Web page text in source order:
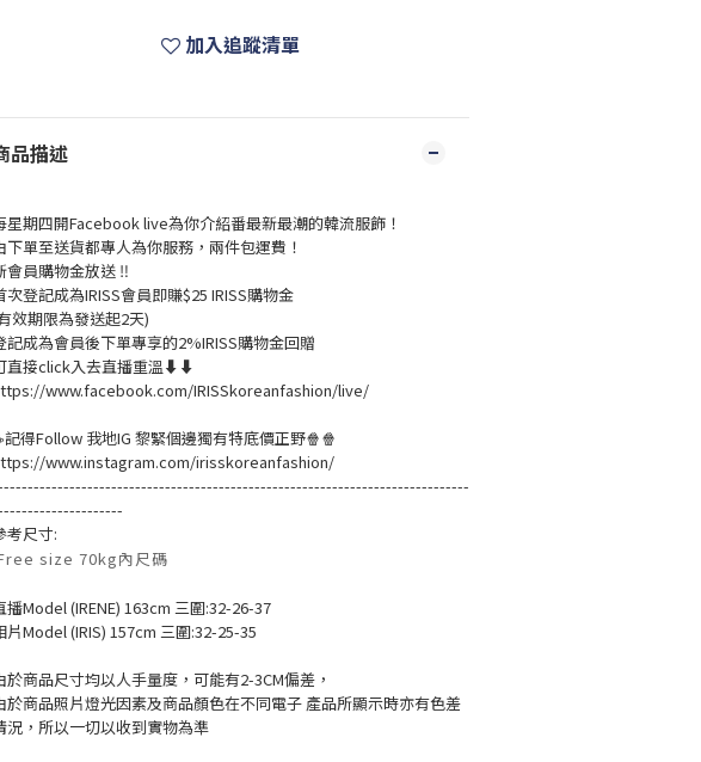
加入追蹤清單
品描述
星期四開Facebook live為你介紹番最新最潮的韓流服飾！
下單至送貨都專人為你服務，兩件包運費！
會員購物金放送 ‼️
次登記成為IRISS會員即賺$25 IRISS購物金
效期限為發送起2天)
記成為會員後下單專享的2%IRISS購物金回贈
直接click入去直播重溫⬇⬇
www.facebook.com/IRISSkoreanfashion/live/
記得Follow 我地IG 黎緊個邊獨有特底價正野🍿🍿
www.instagram.com/irisskoreanfashion/
考尺寸:
size 70kg內尺碼
播Model (IRENE) 163cm 三圍:32-26-37
片Model (IRIS) 157cm 三圍:32-25-35
於商品尺寸均以人手量度，可能有2-3CM偏差，
於商品照片燈光因素及商品顏色在不同電子 產品所顯示時亦有色差
況，所以一切以收到實物為準